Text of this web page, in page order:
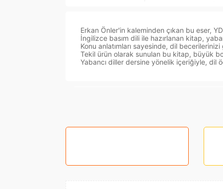
Erkan Önler'in kaleminden çıkan bu eser,
İngilizce basım dili ile hazırlanan kitap,
Konu anlatımları sayesinde, dil
Tekil ürün olarak sunulan bu kitap, büyük
Yabancı diller dersine yönelik içeriğiyle, dil
Ürün açıklamasında eksik bilgiler